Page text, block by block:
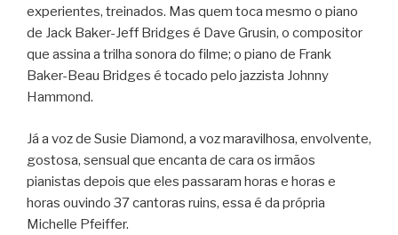
experientes, treinados. Mas quem toca mesmo o piano
de Jack Baker-Jeff Bridges é Dave Grusin, o compositor
que assina a trilha sonora do filme; o piano de Frank
Baker-Beau Bridges é tocado pelo jazzista Johnny
Hammond.
Já a voz de Susie Diamond, a voz maravilhosa, envolvente,
gostosa, sensual que encanta de cara os irmãos
pianistas depois que eles passaram horas e horas e
horas ouvindo 37 cantoras ruins, essa é da própria
Michelle Pfeiffer.